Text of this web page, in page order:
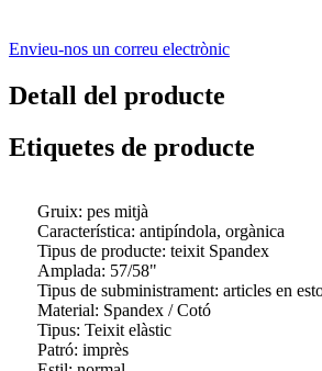
Envieu-nos un correu electrònic
Detall del producte
Etiquetes de producte
Gruix: pes mitjà
Característica: antipíndola, orgànica
Tipus de producte: teixit Spandex
Amplada: 57/58"
Tipus de subministrament: articles en
Material: Spandex / Cotó
Tipus: Teixit elàstic
Patró: imprès